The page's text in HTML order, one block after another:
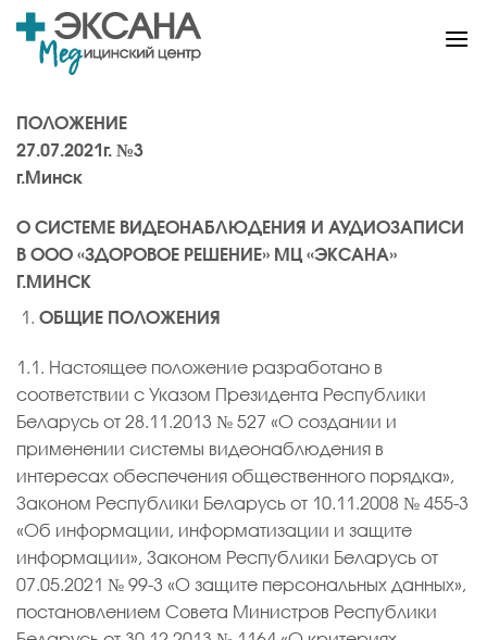
Skip
content
ПОЛОЖЕНИЕ
27.07.2021г. №3
г.Минск
О СИСТЕМЕ ВИДЕОНАБЛЮДЕНИЯ И АУДИОЗАПИСИ
В ООО «ЗДОРОВОЕ РЕШЕНИЕ» МЦ «ЭКСАНА»
Г.МИНСК
ОБЩИЕ ПОЛОЖЕНИЯ
1.1. Настоящее положение разработано в
соответствии с Указом Президента Республики
Беларусь от 28.11.2013 № 527 «О создании и
применении системы видеонаблюдения в
интересах обеспечения общественного порядка»,
Законом Республики Беларусь от 10.11.2008 № 455-3
«Об информации, информатизации и защите
информации», Законом Республики Беларусь от
07.05.2021 № 99-3 «О защите персональных данных»,
постановлением Совета Министров Республики